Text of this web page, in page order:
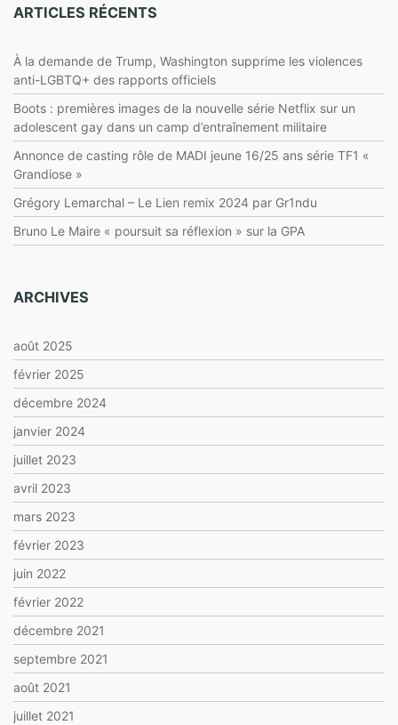
ARTICLES RÉCENTS
À la demande de Trump, Washington supprime les violences
anti-LGBTQ+ des rapports officiels
Boots : premières images de la nouvelle série Netflix sur un
adolescent gay dans un camp d’entraînement militaire
Annonce de casting rôle de MADI jeune 16/25 ans série TF1 «
Grandiose »
Grégory Lemarchal – Le Lien remix 2024 par Gr1ndu
Bruno Le Maire « poursuit sa réflexion » sur la GPA
ARCHIVES
août 2025
février 2025
décembre 2024
janvier 2024
juillet 2023
avril 2023
mars 2023
février 2023
juin 2022
février 2022
décembre 2021
septembre 2021
août 2021
juillet 2021